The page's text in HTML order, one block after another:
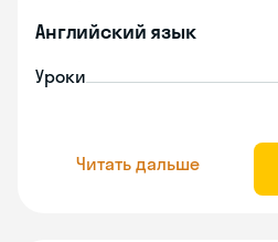
Английский язык
Уроки
Читать дальше